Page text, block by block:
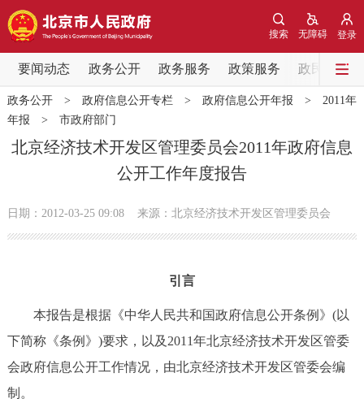
登录
无障碍
搜索
要闻动态 政务公开 政务服务 政策服务 政民互动
要闻动态
党中央精神 国务院信息 中央部委动态
北京要闻 会议信息 部门动态
机构职能
政策兑现 政策解读 回应关切
政务公开> 政府信息公开专栏> 政府信息公开年报 > 2011年
年报 > 市政府部门
北京经济技术开发区管理委员会2011年政府信息
公开工作年度报告
日期：2012-03-25 09:08 来源：北京经济技术开发区管理委员会
引言
本报告是根据《中华人民共和国政府信息公开条例》(以
下简称《条例》)要求，以及2011年北京经济技术开发区管委
会政府信息公开工作情况，由北京经济技术开发区管委会编
制。